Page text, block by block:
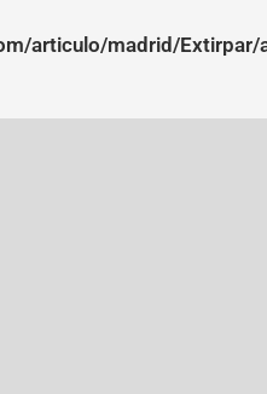
articulo/madrid/